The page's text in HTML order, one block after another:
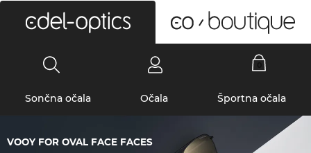
Sončna očala Očala Športna očala
VOOY FOR OVAL FACE FACES